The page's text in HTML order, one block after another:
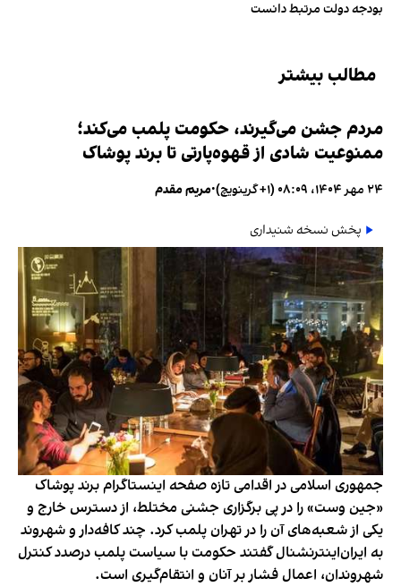
بودجه دولت مرتبط دانست
مطالب بیشتر
مردم جشن می‌گیرند، حکومت پلمب می‌کند؛
ممنوعیت شادی از قهوه‌پارتی تا برند پوشاک
۲۴ مهر ۱۴۰۴، ۰۸:۰۹ (‎+۱ گرینویچ) •مریم مقدم
پخش نسخه شنیداری
جمهوری اسلامی در اقدامی تازه صفحه اینستاگرام برند پوشاک
«جین وست» را در پی برگزاری جشنی مختلط، از دسترس خارج و
یکی از شعبه‌های آن را در تهران پلمب کرد. چند کافه‌‌دار و شهروند
به ایران‌اینترنشنال گفتند حکومت با سیاست پلمب درصدد کنترل
شهروندان، اعمال فشار بر آنان و انتقام‌گیری است.